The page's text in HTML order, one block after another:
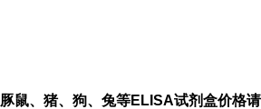
鼠、猪、狗、兔等ELISA试剂盒价格请